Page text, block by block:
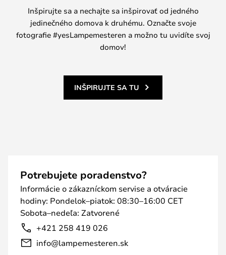
Inšpirujte sa a nechajte sa inšpirovať od jedného
jedinečného domova k druhému. Označte svoje
fotografie #yesLampemesteren a možno tu uvidíte svoj
domov!
INŠPIRUJTE SA TU
Potrebujete poradenstvo?
Informácie o zákazníckom servise a otváracie
hodiny: Pondelok–piatok: 08:30–16:00 CET
Sobota–nedeľa: Zatvorené
+421 258 419 026
info@lampemesteren.sk